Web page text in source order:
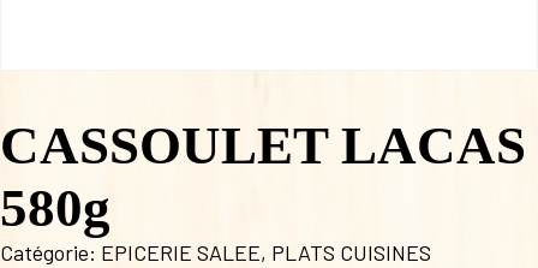
CASSOULET LACAS
580g
Catégorie: EPICERIE SALEE, PLATS CUISINES